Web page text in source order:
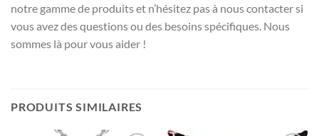
notre gamme de produits et n’hésitez pas à nous contacter si
vous avez des questions ou des besoins spécifiques. Nous
sommes là pour vous aider !
PRODUITS SIMILAIRES